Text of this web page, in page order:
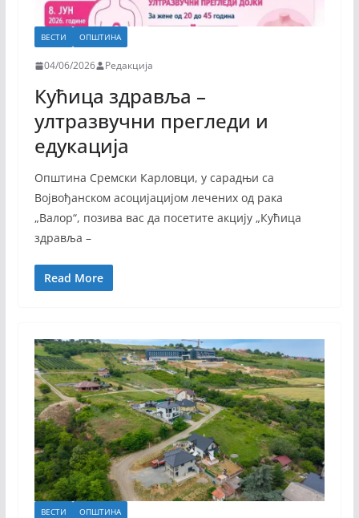
ВЕСТИ ОПШТИНА
04/06/2026 Редакција
Кућица здравља –
ултразвучни прегледи и
едукација
Општина Сремски Карловци, у сарадњи са
Војвођанском асоцијацијом лечених од рака
„Валор“, позива вас да посетите акцију „Кућица
здравља –
Read More
ВЕСТИ ОПШТИНА